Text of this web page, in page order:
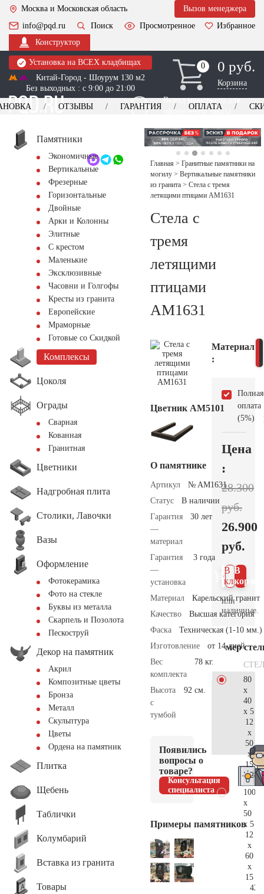
Москва и Московская область
Вызов менеджера
info@pqd.ru
Поиск Просмотренное
Избранное
Конструктор
Установка на ВСЕХ кладбищах
Китай-Город - Шоурум 130 м2
Без выходных : с 9:00 до 21:00
0
0 0 руб.
Корзина
Выезд менеджера для
оформления заказа
+7 (495) 518-44-23
Обратный звонок
ОТЗЫВЫ ГАРАНТИЯ ОПЛАТА
Памятники
Экономичные
Вертикальные
Фрезерные
Горизонтальные
Двойные
Арки и Колонны
Элитные
С крестом
Маленькие
Эксклюзивные
Часовни и Голгофы
Кресты из гранита
Европейские
Мраморные
Готовые со Скидкой
Комплексы
Цоколя
Ограды
Сварная
Кованная
Гранитная
Цветники
Надгробная плита
Столики, Лавочки
Вазы
Оформление
Фотокерамика
Фото на стекле
Буквы из металла
Скарпель и Позолота
Пескоструй
Декор на памятник
Акрил
Композитные цветы
Бронза
Металл
Скульптура
Цветы
Ордена на памятник
Плитка
Щебень
Таблички
Колумбарий
Вставка из гранита
Товары
Главная > Гранитные памятники на
могилу > Вертикальные памятники
из гранита > Стела с тремя
летящими птицами AM1631
Стела с
тремя
летящими
птицами
AM1631
Цветник АМ5101
О памятнике
Артикул
№ AM1631
Статус
В наличии
Гарантия
—
материал
30 лет
Гарантия
—
установка
3 года
Материал
Карельский гранит
Качество
Высшая категория
Фаска
Техническая (1-10 мм.)
Изготовление
от 14 дней
Вес
комплекта
78 кг.
Высота
с
тумбой
92 см.
Появились
вопросы о
товаре?
Консультация
специалиста
Примеры памятников
Материал
:
Полная
оплата
(5%)
Цена
:
28.300
руб.
26.900
руб.
В
В 1
клик
или
наличные.
Размер
80
x
40
x 5
12
x
50
x
15
100
x
50
x 5
12
x
60
x
15